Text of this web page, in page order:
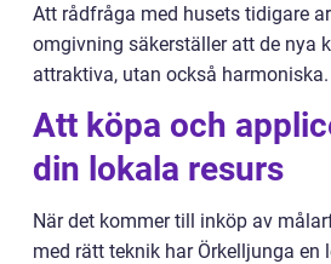
Att rådfråga med husets tidigare
omgivning säkerställer att de nya
attraktiva, utan också harmoniska.
Att köpa och
din lokala resurs
När det kommer till inköp av
med rätt teknik har Örkelljunga en